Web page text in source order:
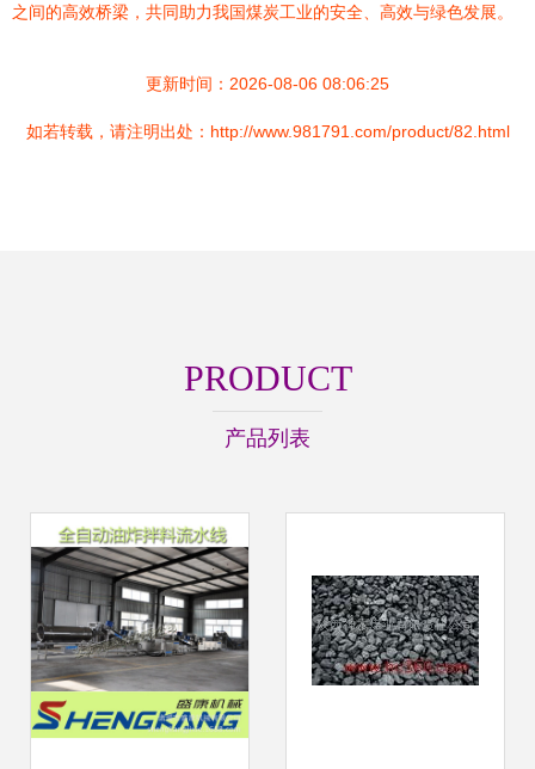
之间的高效桥梁，共同助力我国煤炭工业的安全、高效与绿色发展。
更新时间：2026-08-06 08:06:25
如若转载，请注明出处：http://www.981791.com/product/82.html
PRODUCT
产品列表